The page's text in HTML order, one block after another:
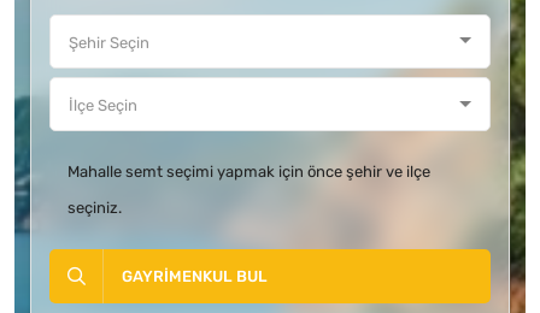
Mahalle semt seçimi yapmak için önce şehir ve ilçe
seçiniz.
GAYRIMENKUL BUL